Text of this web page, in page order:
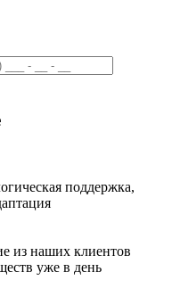
поддержка,
из наших клиентов
уже в день